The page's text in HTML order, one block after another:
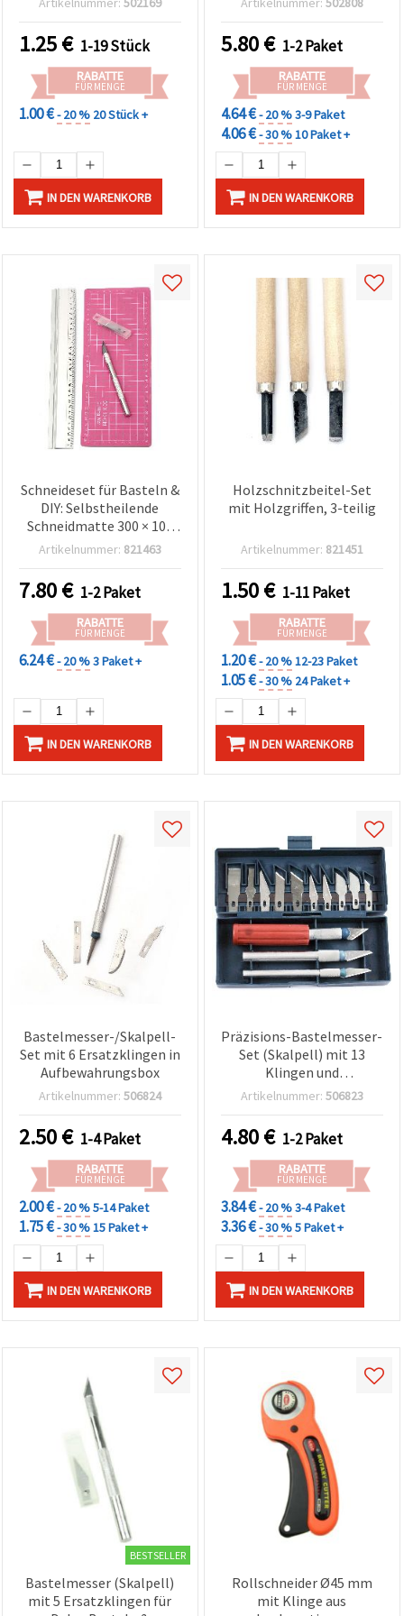
1.25€ 1-19 Stück
RABATTE
FÜR MENGE
1.00 €- 20 % 20 Stück +
IN DEN WARENKORB
5.80€ 1-2 Paket
RABATTE
FÜR MENGE
4.64 €- 20 %3-9 Paket
4.06 €- 30 %10 Paket +
IN DEN WARENKORB
Schneideset für Basteln &
DIY: Selbstheilende
Schneidmatte 300 × 100
mm, rutschfestes
Bastelmesser (Skalpell)
mit 2 Ersatzklingen
Artikelnummer: 821463
7.80€ 1-2 Paket
RABATTE
FÜR MENGE
6.24 €- 20 %3 Paket +
IN DEN WARENKORB
Holzschnitzbeitel-Set
mit Holzgriffen, 3-teilig
Artikelnummer: 821451
1.50€ 1-11 Paket
RABATTE
FÜR MENGE
1.20 €- 20 %12-23 Paket
1.05 €- 30 % 24 Paket +
IN DEN WARENKORB
Bastelmesser-/Skalpell-
Set mit 6 Ersatzklingen in
Aufbewahrungsbox
Artikelnummer: 506824
2.50€ 1-4 Paket
RABATTE
FÜR MENGE
2.00 €- 20 %5-14 Paket
1.75 €- 30 %15 Paket +
IN DEN WARENKORB
Präzisions-Bastelmesser-
Set (Skalpell) mit 13
Klingen und
Aufbewahrungsbox
Artikelnummer: 506823
4.80€ 1-2 Paket
RABATTE
FÜR MENGE
3.84 €- 20 %3-4 Paket
3.36 €- 30 %5 Paket +
IN DEN WARENKORB
BESTSELLER
Bastelmesser (Skalpell)
mit 5 Ersatzklingen für
Rollschneider Ø45 mm
mit Klinge aus